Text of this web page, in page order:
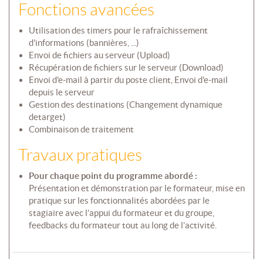
Fonctions avancées
Utilisation des timers pour le rafraîchissement
d'informations (bannières, ...)
Envoi de fichiers au serveur (Upload)
Récupération de fichiers sur le serveur (Download)
Envoi d'e-mail à partir du poste client, Envoi d'e-mail
depuis le serveur
Gestion des destinations (Changement dynamique
detarget)
Combinaison de traitement
Travaux pratiques
Pour chaque point du programme abordé :
Présentation et démonstration par le formateur, mise en
pratique sur les fonctionnalités abordées par le
stagiaire avec l’appui du formateur et du groupe,
feedbacks du formateur tout au long de l’activité.